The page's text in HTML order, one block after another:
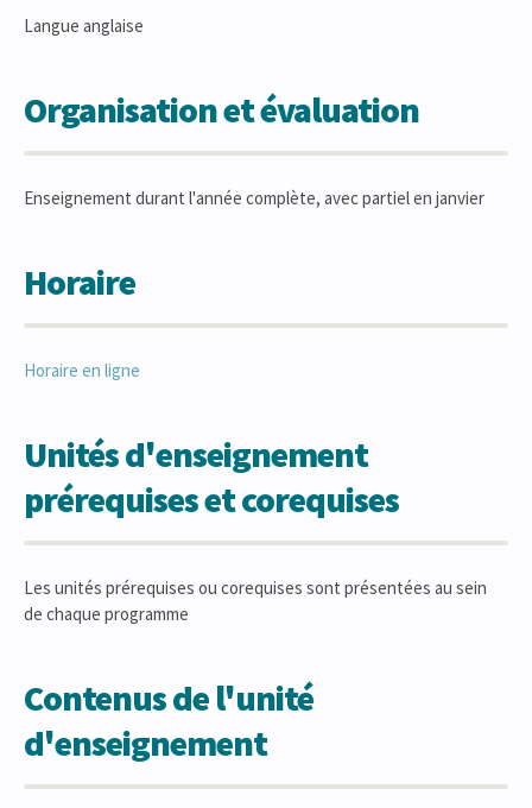
Langue anglaise
Organisation et évaluation
Enseignement durant l'année complète, avec partiel en janvier
Horaire
Horaire en ligne
Unités d'enseignement
prérequises et corequises
Les unités prérequises ou corequises sont présentées au sein
de chaque programme
Contenus de l'unité
d'enseignement